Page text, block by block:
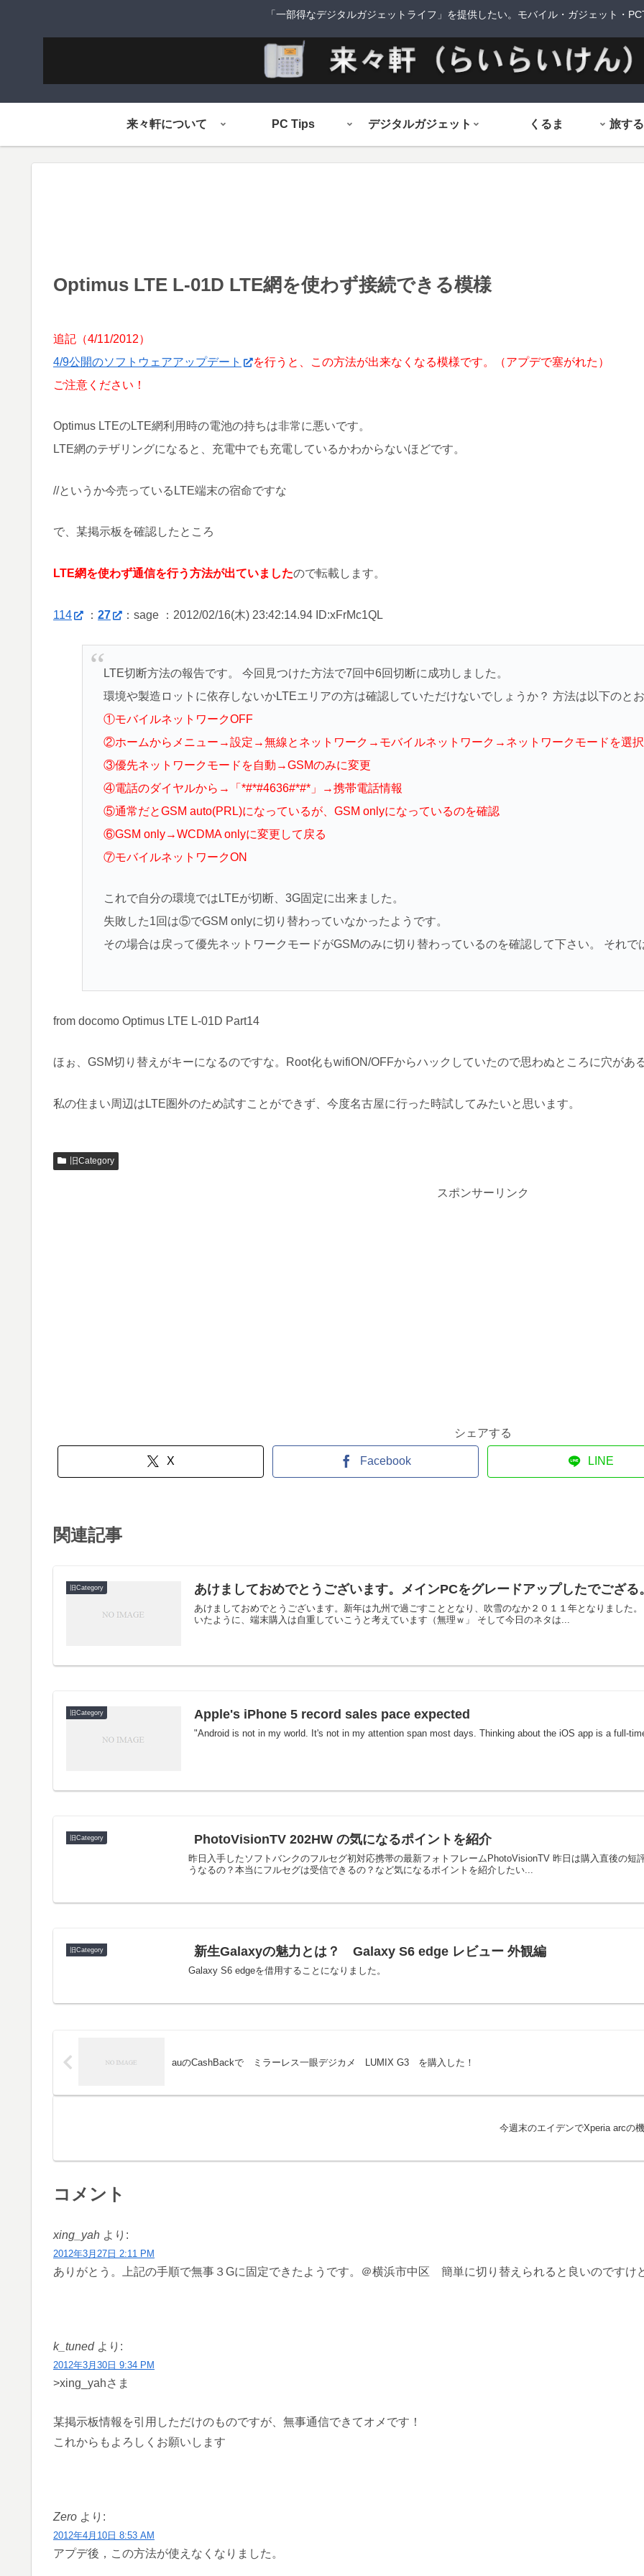
「一部得なデジタルガジェットライフ」を提供したい。モバイル・ガジェット・
来々軒について PC Tips デジタルガジェット くるま
Optimus LTE L-01D LTE網を使わず接続できる模様
追記（4/11/2012）
4/9公開のソフトウェアアップデート
を行うと、この方法が出来なくなる模様です。（アプデで塞がれた）
ご注意ください！
Optimus LTEのLTE網利用時の電池の持ちは非常に悪いです。
LTE網のテザリングになると、充電中でも充電しているかわからないほどです。
//というか今売っているLTE端末の宿命ですな
で、某掲示板を確認したところ
LTE網を使わず通信を行う方法が出ていましたので転載します。
114 ： 27 ：sage ：2012/02/16(木) 23:42:14.94 ID:xFrMc1QL
LTE切断方法の報告です。 今回見つけた方法で7回中6回切断に成功しました。
環境や製造ロットに依存しないかLTEエリアの方は確認していただけないでしょうか？ 方法は以下のとお
①モバイルネットワークOFF
②ホームからメニュー→設定→無線とネットワーク→モバイルネットワーク→ネットワークモードを選択
③優先ネットワークモードを自動→GSMのみに変更
④電話のダイヤルから→「*#*#4636#*#*」→携帯電話情報
⑤通常だとGSM auto(PRL)になっているが、GSM onlyになっているのを確認
⑥GSM only→WCDMA onlyに変更して戻る
⑦モバイルネットワークON
これで自分の環境ではLTEが切断、3G固定に出来ました。
失敗した1回は⑤でGSM onlyに切り替わっていなかったようです。
その場合は戻って優先ネットワークモードがGSMのみに切り替わっているのを確認して下さい。 それで
from docomo Optimus LTE L-01D Part14
ほぉ、GSM切り替えがキーになるのですな。Root化もwifiON/OFFからハックしていたので思わぬところに穴があ
私の住まい周辺はLTE圏外のため試すことができず、今度名古屋に行った時試してみたいと思います。
旧Category
スポンサーリンク
シェアする
X Facebook LINE
関連記事
旧Category あけましておめでとうございます。メインPCをグレードアップしたでござる
あけましておめでとうございます。新年は九州で過ごすこととなり、吹雪のなか２０１１年となりました
いたように、端末購入は自重していこうと考えています（無理ｗ」 そして今日のネタは...
旧Category Apple's iPhone 5 record sales pace expected
"Android is not in my world. It's not in my attention span most days. Thinking about the iOS app is a full-
旧Category PhotoVisionTV 202HW の気になるポイントを紹介
昨日入手したソフトバンクのフルセグ初対応携帯の最新フォトフレームPhotoVisionTV 昨日は購入直後の
うなるの？本当にフルセグは受信できるの？など気になるポイントを紹介したい...
旧Category 新生Galaxyの魅力とは？ Galaxy S6 edge レビュー 外観編
Galaxy S6 edgeを借用することになりました。
auのCashBackで ミラーレス一眼デジカメ LUMIX G3 を購入した！
今週末のエイデンでXperia arcの
コメント
xing_yah より:
2012年3月27日 2:11 PM
ありがとう。上記の手順で無事３Gに固定できたようです。＠横浜市中区 簡単に切り替えられると良いのですけ
k_tuned より:
2012年3月30日 9:34 PM
>xing_yahさま
某掲示板情報を引用しただけのものですが、無事通信できてオメです！
これからもよろしくお願いします
Zero より:
2012年4月10日 8:53 AM
アプデ後，この方法が使えなくなりました。